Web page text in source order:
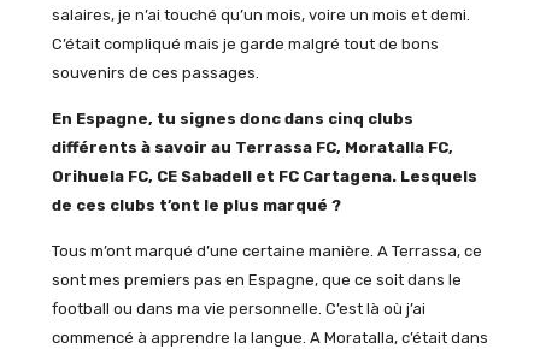
salaires, je n’ai touché qu’un mois, voire un mois et demi.
C’était compliqué mais je garde malgré tout de bons
souvenirs de ces passages.
En Espagne, tu signes donc dans cinq clubs
différents à savoir au Terrassa FC, Moratalla FC,
Orihuela FC, CE Sabadell et FC Cartagena. Lesquels
de ces clubs t’ont le plus marqué ?
Tous m’ont marqué d’une certaine manière. A Terrassa, ce
sont mes premiers pas en Espagne, que ce soit dans le
football ou dans ma vie personnelle. C’est là où j’ai
commencé à apprendre la langue. A Moratalla, c’était dans